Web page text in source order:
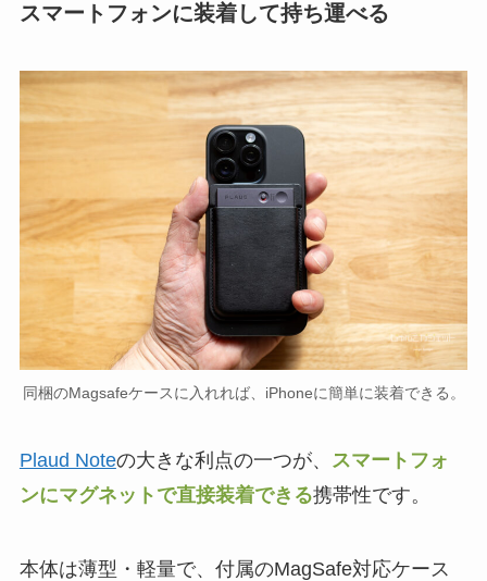
スマートフォンに装着して持ち運べる
同梱のMagsafeケースに入れれば、iPhoneに簡単に装着できる。
Plaud Noteの大きな利点の一つが、
スマートフォ
ンにマグネットで直接装着できる携帯性です。
本体は薄型・軽量で、付属のMagSafe対応ケース